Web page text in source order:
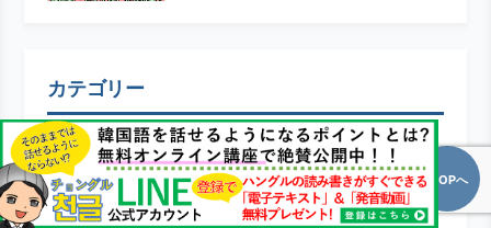
カテゴリー
単語・フレーズ
基礎・文法
TOPへ